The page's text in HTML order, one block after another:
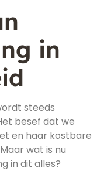
in
steeds
besef dat we
en haar kostbare
wat is nu
in dit alles?